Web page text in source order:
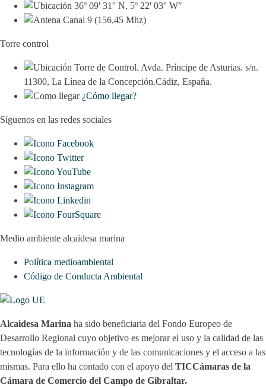
36º 09' 31'' N, 5º 22' 03'' W"
Canal 9 (156,45 Mhz)
Torre control
Torre de Control. Avda. Príncipe de Asturias. s/n.
11300, La Línea de la Concepción.Cádiz, España.
¿Cómo llegar?
Síguenos en las redes sociales
Medio ambiente alcaidesa marina
Política medioambiental
Código de Conducta Ambiental
Alcaidesa Marina ha sido beneficiaria del Fondo Europeo de
Desarrollo Regional cuyo objetivo es mejorar el uso y la calidad de las
tecnologías de la información y de las comunicaciones y el acceso a las
mismas. Para ello ha contado con el apoyo del TICCámaras de la
Cámara de Comercio del Campo de Gibraltar.